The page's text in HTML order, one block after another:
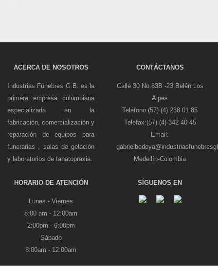
ACERCA DE NOSOTROS
Industrias Fúnebres G.B. es la
primera empresa colombiana
especializada en la
fabricación, comercialización y
reparación de equipos para
funerarias , salas de gelación
y laboratorios de tanatopraxia.
CONTÁCTANOS
Calle 30 No.83B -23 Belén Los
Alpes
Teléfono:(57) (4) 238 01 85
Telefax:(57) (4) 342 40 45
Email:
Medellín-Colombia
HORARIO DE ATENCIÓN
Lunes - Viernes
8:00 am - 12:00am
2:00pm - 6:00pm
Sábado
8:00am - 12:00am
SÍGUENOS EN